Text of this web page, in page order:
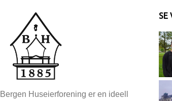
Bergen Huseierforening er en ideell
SE